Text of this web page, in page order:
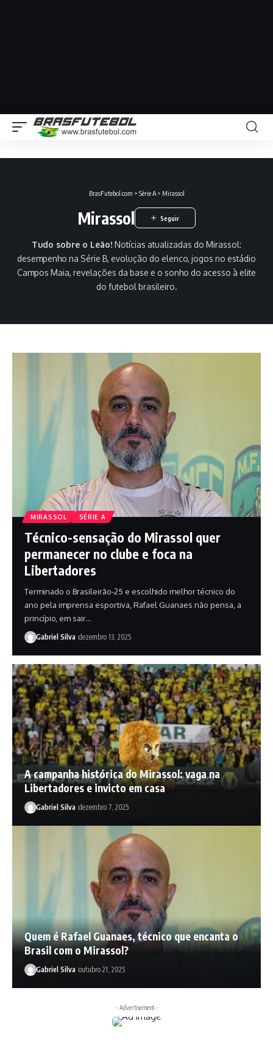
BrasFutebol.com > Série A> Mirassol
Mirassol
Tudo sobre o Leão! Notícias atualizadas do Mirassol:
desempenho na Série B, evolução do elenco, jogos no estádio
Campos Maia, revelações da base e o sonho do acesso à elite
do futebol brasileiro.
MIRASSOL SÉRIE A
Técnico-sensação do Mirassol quer
permanecer no clube e foca na
Libertadores
Terminado o Brasileirão-25 e escolhido melhor técnico do
ano pela imprensa esportiva, Rafael Guanaes não pensa, a
princípio, em sair…
Gabriel Silva dezembro 13, 2025
A campanha histórica do Mirassol: vaga na
Libertadores e invicto em casa
Gabriel Silva dezembro 7, 2025
Quem é Rafael Guanaes, técnico que encanta o
Brasil com o Mirassol?
Gabriel Silva outubro 21, 2025
- Advertisement -